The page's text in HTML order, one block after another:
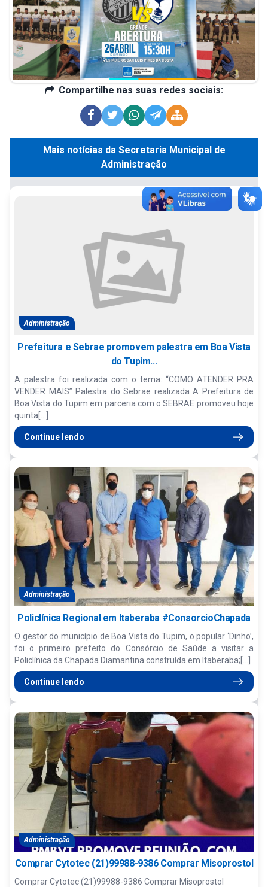
Compartilhe nas suas redes sociais:
Mais notícias da Secretaria Municipal de
Administração
Administração
Prefeitura e Sebrae promovem palestra em Boa Vista
do Tupim...
A palestra foi realizada com o tema: “COMO ATENDER PRA
VENDER MAIS” Palestra do Sebrae realizada A Prefeitura de
Boa Vista do Tupim em parceria com o SEBRAE promoveu hoje
quinta[...]
Continue lendo
Administração
Policlínica Regional em Itaberaba #ConsorcioChapada
O gestor do município de Boa Vista do Tupim, o popular ‘Dinho’,
foi o primeiro prefeito do Consórcio de Saúde a visitar a
Policlínica da Chapada Diamantina construída em Itaberaba;[...]
Continue lendo
Administração
Comprar Cytotec (21)99988-9386 Comprar Misoprostol
Comprar Cytotec (21)99988-9386 Comprar Misoprostol